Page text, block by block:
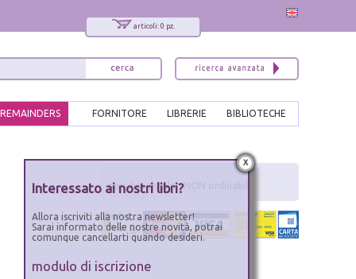
articoli: 0 pz.
BIBLIOTECHE
LIBRERIE
FORNITORE
REMAINDERS
non disponibile - NON ordinabile
x
Interessato ai nostri libri?
Allora iscriviti alla nostra newsletter!
Sarai informato delle nostre novità, potrai
comunque cancellarti quando desideri.
modulo di iscrizione